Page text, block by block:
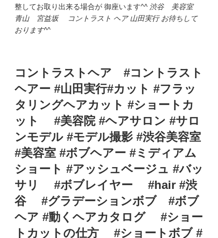
整してお取り出来る場合が 御座います^^ 渋谷 美容室
青山 宮益坂 コントラスト ヘア 山田実行 お待ちして
おります^^
コントラストヘア #コントラスト
ヘアー #山田実行#カット #フラッ
タリングヘアカット #ショートカ
ット #美容院 #ヘアサロン #サロ
ンモデル #モデル撮影 #渋谷美容室
#美容室 #ボブヘアー #ミディアム
ショート #アッシュベージュ #バッ
サリ #ボブレイヤー #hair #渋
谷 #グラデーションボブ #ボブ
ヘア #動くヘアカタログ #ショー
トカットの仕方 #ショートボブ #